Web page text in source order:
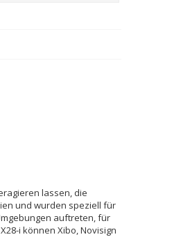
lassen, die
und wurden speziell für
auftreten, für
i können Xibo, Novisign